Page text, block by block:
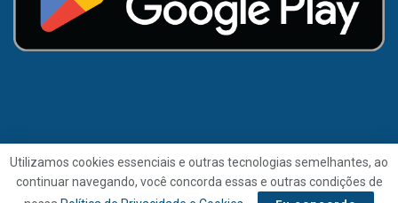
Utilizamos cookies essenciais e outras tecnologias semelhantes, ao
continuar navegando, você concorda essas e outras condições de